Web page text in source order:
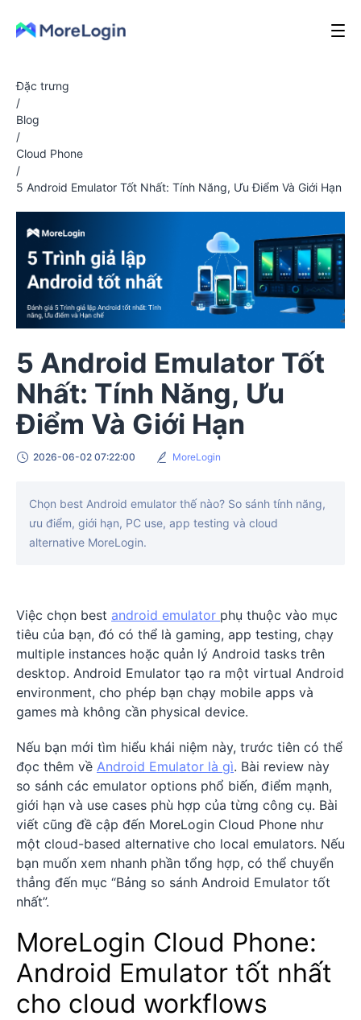
Đặc trưng
/
Blog
/
Cloud Phone
/
5 Android Emulator Tốt Nhất: Tính Năng, Ưu Điểm Và Giới Hạn
5 Android Emulator Tốt
Nhất: Tính Năng, Ưu
Điểm Và Giới Hạn
2026-06-02 07:22:00 MoreLogin
Chọn best Android emulator thế nào? So sánh tính năng,
ưu điểm, giới hạn, PC use, app testing và cloud
alternative MoreLogin.
Việc chọn best android emulator phụ thuộc vào mục
tiêu của bạn, đó có thể là gaming, app testing, chạy
multiple instances hoặc quản lý Android tasks trên
desktop. Android Emulator tạo ra một virtual Android
environment, cho phép bạn chạy mobile apps và
games mà không cần physical device.
Nếu bạn mới tìm hiểu khái niệm này, trước tiên có thể
đọc thêm về Android Emulator là gì. Bài review này
so sánh các emulator options phổ biến, điểm mạnh,
giới hạn và use cases phù hợp của từng công cụ. Bài
viết cũng đề cập đến MoreLogin Cloud Phone như
một cloud-based alternative cho local emulators. Nếu
bạn muốn xem nhanh phần tổng hợp, có thể chuyển
thẳng đến mục “Bảng so sánh Android Emulator tốt
nhất”.
MoreLogin Cloud Phone:
Android Emulator tốt nhất
cho cloud workflows